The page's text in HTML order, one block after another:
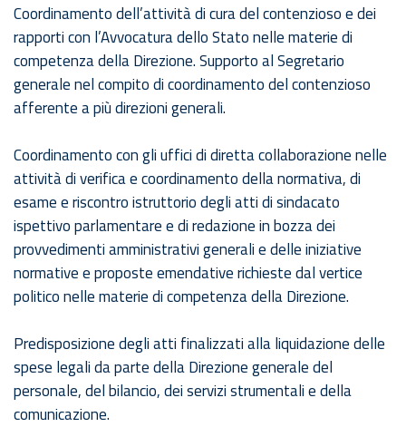
Coordinamento dell’attività di cura del contenzioso e dei
rapporti con l’Avvocatura dello Stato nelle materie di
competenza della Direzione. Supporto al Segretario
generale nel compito di coordinamento del contenzioso
afferente a più direzioni generali.
Coordinamento con gli uffici di diretta collaborazione nelle
attività di verifica e coordinamento della normativa, di
esame e riscontro istruttorio degli atti di sindacato
ispettivo parlamentare e di redazione in bozza dei
provvedimenti amministrativi generali e delle iniziative
normative e proposte emendative richieste dal vertice
politico nelle materie di competenza della Direzione.
Predisposizione degli atti finalizzati alla liquidazione delle
spese legali da parte della Direzione generale del
personale, del bilancio, dei servizi strumentali e della
comunicazione.